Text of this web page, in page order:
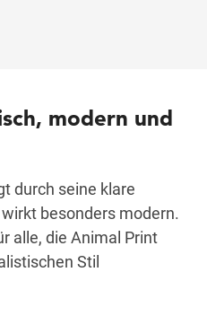
modern und
durch seine klare
besonders modern.
alle, die Animal Print
Stil